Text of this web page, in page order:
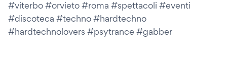
#viterbo #orvieto #roma #spettacoli #eventi
#discoteca #techno #hardtechno
#hardtechnolovers #psytrance #gabber